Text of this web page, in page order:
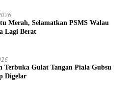
Merah, Selamatkan PSMS Walau
Lagi Berat
Terbuka Gulat Tangan Piala Gubsu
Digelar